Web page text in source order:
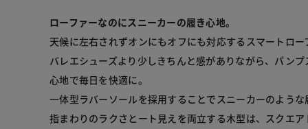
ローファーなのにスニーカーの履き心地。
天候に左右されずオンにもオフにも対応するスマートロー
バレエシューズより少しきちんと感がありながら、パン
心地で毎日を快適に。
一体型ラバーソールを採用することでスニーカーのよう
指まわりのラクさとート見えを両立する木型は、スクエ